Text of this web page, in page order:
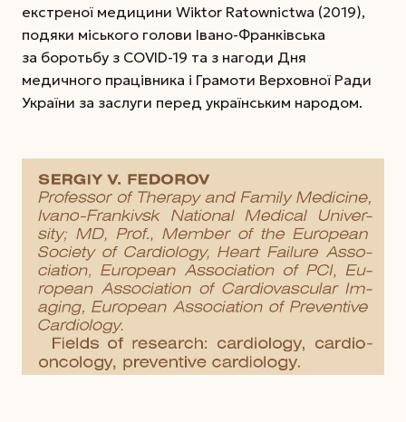
екстреної медицини Wiktor Ratownictwa (2019),
подяки міського голови Івано-Франківська
за боротьбу з COVID-19 та з нагоди Дня
медичного працівника і Грамоти Верховної Ради
України за заслуги перед українським народом.